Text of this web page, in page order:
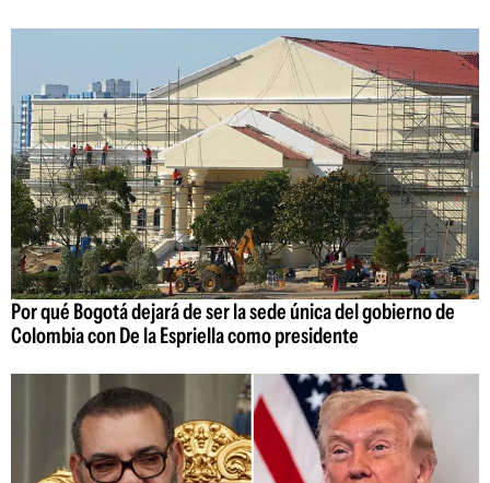
Por qué Bogotá dejará de ser la sede única del gobierno de
Colombia con De la Espriella como presidente